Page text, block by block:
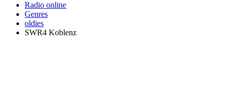
Radio online
Genres
oldies
SWR4 Koblenz